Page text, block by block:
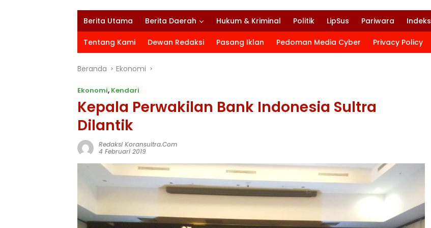
Berita Utama Berita Daerah Hukum & Kriminal Politik LipSus Pariwara Indeks
Tentang Kami Dewan Redaksi Pasang Iklan Pedoman Media Cyber Privacy Policy
Beranda Ekonomi
Ekonomi, Kendari
Kepala Perwakilan Bank Indonesia Sultra
Dilantik
Redaksi Koransultra.com
4 Februari 2019